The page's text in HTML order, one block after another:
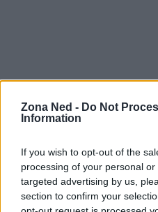
Zona Ned - Do Not
Information
If you wish to opt-out of the
processing of your personal
targeted advertising by us,
section to confirm your
AUTORE
Staff